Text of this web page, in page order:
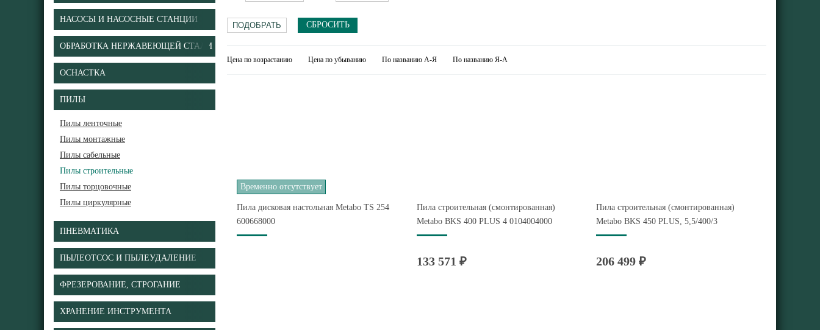
НАСОСЫ И НАСОСНЫЕ СТАНЦИИ
ОБРАБОТКА НЕРЖАВЕЮЩЕЙ СТАЛИ
ОСНАСТКА
ПИЛЫ
Пилы ленточные
Пилы монтажные
Пилы сабельные
Пилы строительные
Пилы торцовочные
Пилы циркулярные
ПНЕВМАТИКА
ПЫЛЕОТСОС И ПЫЛЕУДАЛЕНИЕ
ФРЕЗЕРОВАНИЕ, СТРОГАНИЕ
ХРАНЕНИЕ ИНСТРУМЕНТА
СБРОСИТЬ
Цена по возрастанию Цена по убыванию По названию А-Я По названию Я-А
Временно отсутствует
Пила дисковая настольная Metabo TS 254
600668000
Пила строительная (смонтированная)
Metabo BKS 400 PLUS 4 0104004000
133 571 ₽
Пила строительная (смонтированная)
Metabo BKS 450 PLUS, 5,5/400/3
206 499 ₽